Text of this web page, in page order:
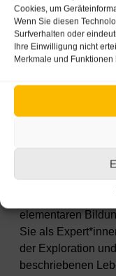
Cookies, um
Wenn Sie diesen
Surfverhalten oder
Ihre Einwilligung nicht
Merkmale und
yuryimaging -
Wie kann ich in
man mit starken
effektiv fördern
„Gemeinsam
elementaren
Sie als
der Exploration
beschriebenen